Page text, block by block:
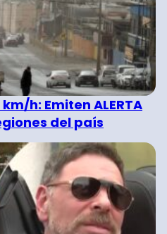
h: Emiten ALERTA
del país